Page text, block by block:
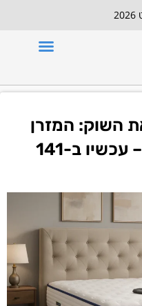
השוק: המזרן
הנמכר ביותר בישראל – עכשיו ב-141